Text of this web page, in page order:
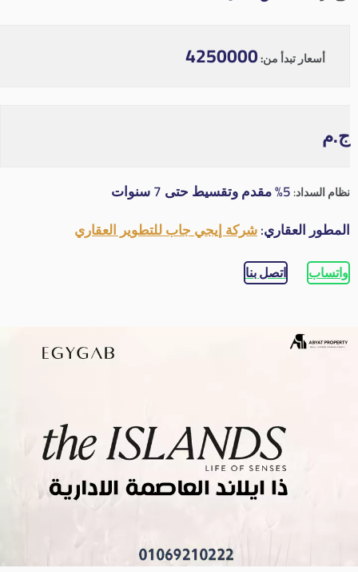
أسعار تبدأ من:4250000
ج.م
نظام السداد:5% مقدم وتقسيط حتى 7 سنوات
المطور العقاري:شركة إيجي جاب للتطوير العقاري
واتساب اتصل بنا